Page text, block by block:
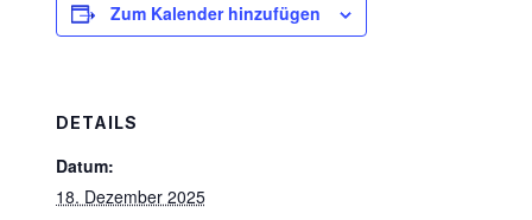
Zum Kalender hinzufügen
DETAILS
Datum:
18. Dezember 2025